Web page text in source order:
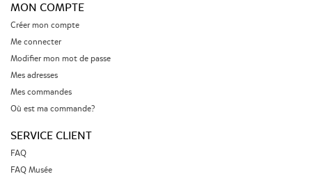
MON COMPTE
Créer mon compte
Me connecter
Modifier mon mot de passe
Mes adresses
Mes commandes
Où est ma commande?
SERVICE CLIENT
FAQ
FAQ Musée